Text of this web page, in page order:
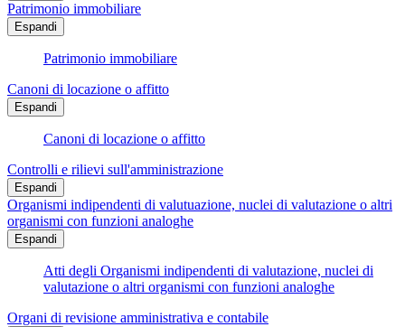
Patrimonio immobiliare
Espandi
Patrimonio immobiliare
Canoni di locazione o affitto
Espandi
Canoni di locazione o affitto
Controlli e rilievi sull'amministrazione
Espandi
Organismi indipendenti di valutuazione, nuclei di valutazione o altri
organismi con funzioni analoghe
Espandi
Atti degli Organismi indipendenti di valutazione, nuclei di
valutazione o altri organismi con funzioni analoghe
Organi di revisione amministrativa e contabile